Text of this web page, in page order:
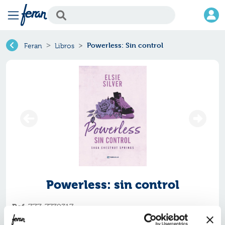
Feran Libros Powerless: Sin control
Powerless: sin control
Ref. ZZZ-7739317
ISBN: